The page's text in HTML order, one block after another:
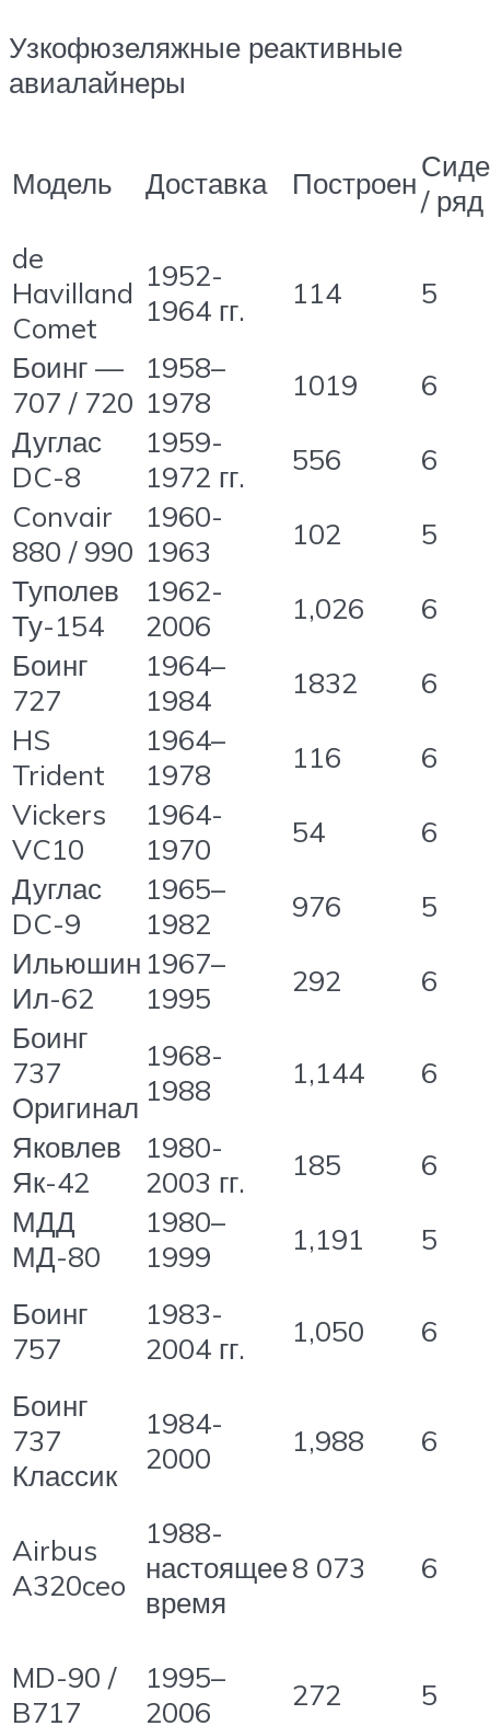
Узкофюзеляжные реактивные
авиалайнеры
Модель Доставка Построен/ ряд
de
Havilland
Comet
1952-
1964 гг.
114 5
Боинг —
707 / 720
1958–
1978
1019
6
Дуглас
DC-8
1959-
1972 гг.
556
6
Convair
880 / 990
1960-
1963
102
5
Туполев
Ту-154
1962-
2006
1,026
6
Боинг
727
1964–
1984
1832
6
HS
Trident
1964–
1978
116
6
Vickers
VC10
1964-
1970
54
6
Дуглас
DC-9
1965–
1982
976
5
Ильюшин
Ил-62
1967–
1995
292
6
Боинг
737
Оригинал
1968-
1988
1,144 6
Яковлев
Як-42
1980-
2003 гг.
185
6
МДД
МД-80
1980–
1999
1,191 5
Боинг
757
1983-
2004 гг.
1,050 6
Боинг
737
Классик
1984-
2000
1,988 6
Airbus
A320ceo
1988-
настоящее
время
8 073 6
MD-90 /
B717
1995–
2006
272 5